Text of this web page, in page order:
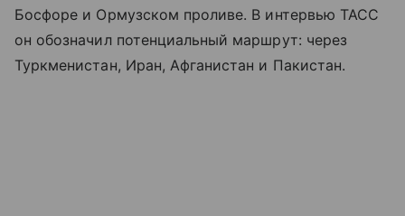
Босфоре и Ормузском проливе. В интервью ТАСС
он обозначил потенциальный маршрут: через
Туркменистан, Иран, Афганистан и Пакистан.